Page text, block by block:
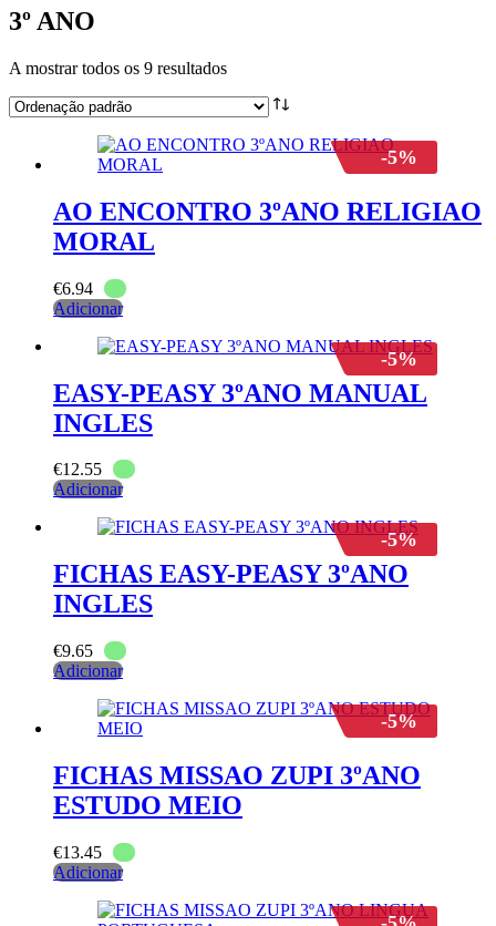
3º ANO
A mostrar todos os 9 resultados
-5%
AO ENCONTRO 3ºANO RELIGIAO
MORAL
€6.94
Adicionar
-5%
EASY-PEASY 3ºANO MANUAL
INGLES
€12.55
Adicionar
-5%
FICHAS EASY-PEASY 3ºANO
INGLES
€9.65
Adicionar
-5%
FICHAS MISSAO ZUPI 3ºANO
ESTUDO MEIO
€13.45
Adicionar